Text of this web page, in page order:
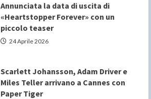
Annunciata la data di uscita di
«Heartstopper Forever» con un
piccolo teaser
24 Aprile 2026
Scarlett Johansson, Adam Driver e
Miles Teller arrivano a Cannes con
Paper Tiger